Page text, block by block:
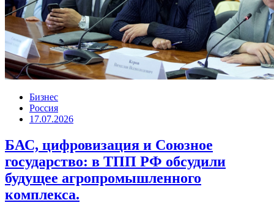
Бизнес
Россия
17.07.2026
БАС, цифровизация и Союзное
государство: в ТПП РФ обсудили
будущее агропромышленного
комплекса.